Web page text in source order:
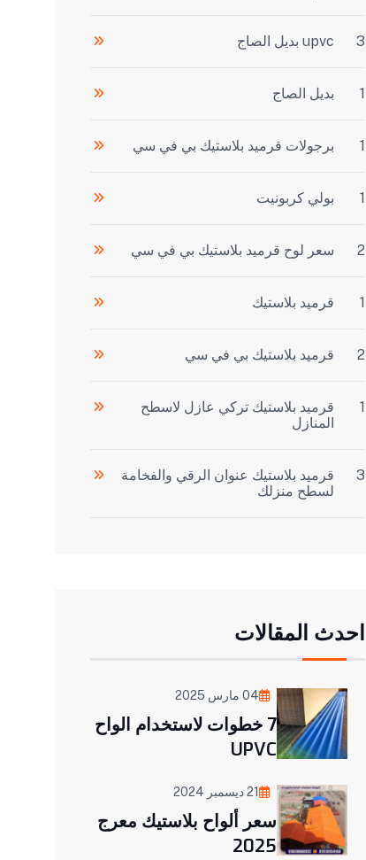
upvc بديل الصاج 3
بديل الصاج 1
برجولات قرميد بلاستيك بي في سي 1
بولي كربونيت 1
سعر لوح قرميد بلاستيك بي في سي 2
قرميد بلاستيك 1
قرميد بلاستيك بي في سي 2
قرميد بلاستيك تركي عازل لاسطح
المنازل
1
قرميد بلاستيك عنوان الرقي والفخامة
لسطح منزلك
3
احدث المقالات
04 مارس 2025
7 خطوات لاستخدام الواح
UPVC
21 ديسمبر 2024
سعر ألواح بلاستيك معرج
2025